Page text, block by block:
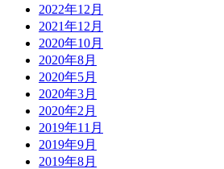
2022年12月
2021年12月
2020年10月
2020年8月
2020年5月
2020年3月
2020年2月
2019年11月
2019年9月
2019年8月